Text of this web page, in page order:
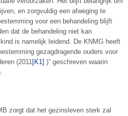
en zorgvuldig een afweging te
voor een behandeling blijft
dat de behandeling niet kan
is namelijk leidend. De KNMG heeft
gezagdragende ouders voor
(2011[K1] )” geschreven waarin
zorgt dat het gezinsleven sterk zal